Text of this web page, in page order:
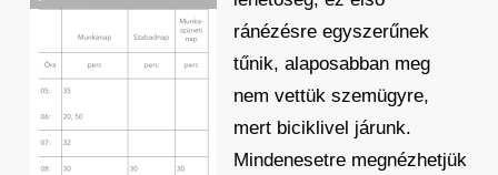
ránézésre egyszerűnek
tűnik, alaposabban meg
nem vettük szemügyre,
mert biciklivel járunk.
Mindenesetre megnézhetjük